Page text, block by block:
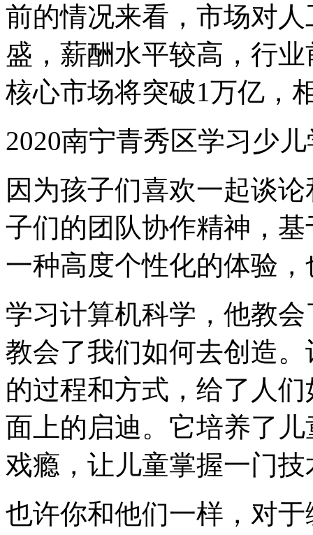
前的情况来看，市场对
盛，薪酬水平较高，行
核心市场将突破1万亿，
2020南宁青秀区学习少
因为孩子们喜欢一起谈
子们的团队协作精神，
一种高度个性化的体验
学习计算机科学，他教
教会了我们如何去创造
的过程和方式，给了人
面上的启迪。它培养了
戏瘾，让儿童掌握一门
也许你和他们一样，对